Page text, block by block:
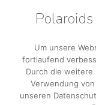
Polaroids
Sedcard
Um unsere
fortlaufend
Durch die weitere
Verwendung
unseren